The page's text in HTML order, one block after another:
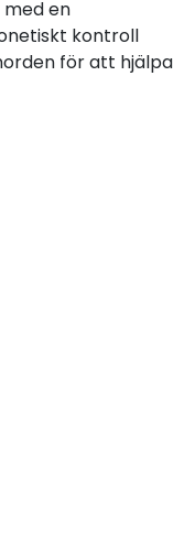
en
kontroll
för att hjälpa